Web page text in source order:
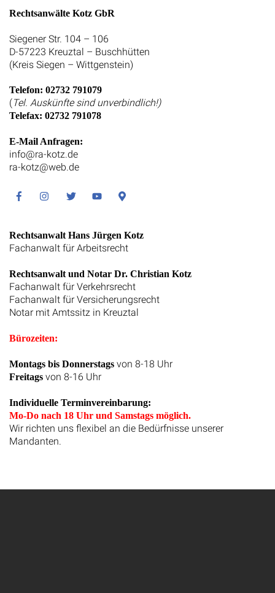
Rechtsanwälte Kotz GbR
Siegener Str. 104 – 106
D-57223 Kreuztal – Buschhütten
(Kreis Siegen – Wittgenstein)
Telefon: 02732 791079
(Tel. Auskünfte sind unverbindlich!)
Telefax: 02732 791078
E-Mail Anfragen:
info@ra-kotz.de
ra-kotz@web.de
FacebookInstagramTwitter YoutubeGoogle
Rechtsanwalt Hans Jürgen Kotz
Fachanwalt für Arbeitsrecht
Rechtsanwalt und Notar Dr. Christian Kotz
Fachanwalt für Verkehrsrecht
Fachanwalt für Versicherungsrecht
Notar mit Amtssitz in Kreuztal
Bürozeiten:
Montags bis Donnerstags von 8-18 Uhr
Freitags von 8-16 Uhr
Individuelle Terminvereinbarung:
Mo-Do nach 18 Uhr und Samstags möglich.
Wir richten uns flexibel an die Bedürfnisse unserer
Mandanten.